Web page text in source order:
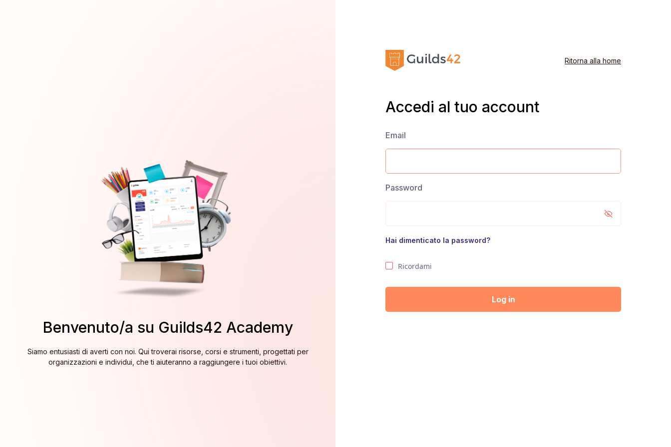
Benvenuto/a su Guilds42 Academy
Siamo entusiasti di averti con noi. Qui troverai risorse, corsi e strumenti, progettati per
organizzazioni e individui, che ti aiuteranno a raggiungere i tuoi obiettivi.
Ritorna alla home
Accedi al tuo account
Email
Password
Hai dimenticato la password?
Ricordami
Log in